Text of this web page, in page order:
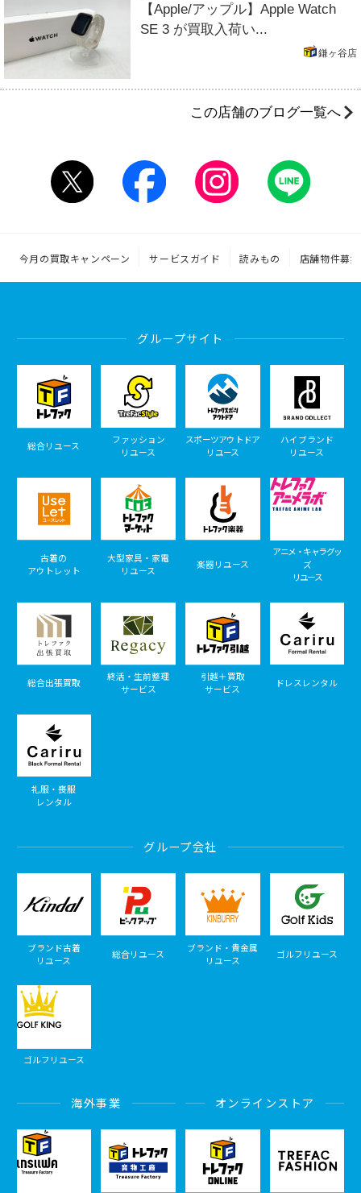
【Apple/アップル】Apple Watch
SE 3 が買取入荷い...
鎌ヶ谷店
この店舗のブログ一覧へ
今月の買取キャンペーン サービスガイド 読みもの 店舗物件募集
グループサイト
総合リユース
ファッション
リユース
スポーツアウトドア
リユース
ハイブランド
リユース
古着の
アウトレット
大型家具・家電
リユース
楽器リユース
アニメ・キャラグッ
ズ
リユース
総合出張買取
終活・生前整理
サービス
引越＋買取
サービス
ドレスレンタル
礼服・喪服
レンタル
グループ会社
ブランド古着
リユース
総合リユース
ブランド・貴金属
リユース
ゴルフリユース
ゴルフリユース
海外事業 オンラインストア